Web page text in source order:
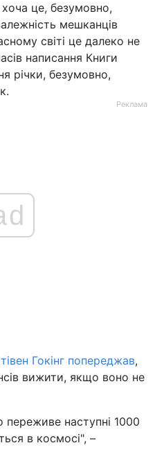
це, безумовно,
мешканців
світі це далеко не
написання Книги
річки, безумовно,
Реклама
Гокінг попереджав,
вижити, якщо воно не
наступні 1000
в космосі", –